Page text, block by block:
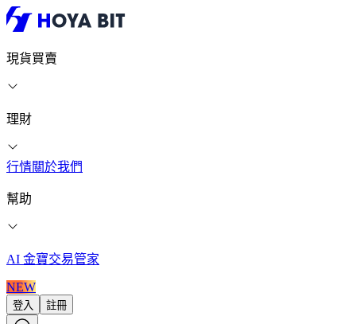
現貨買賣
理財
行情關於我們
幫助
AI 金寶交易管家
NEW
登入 註冊